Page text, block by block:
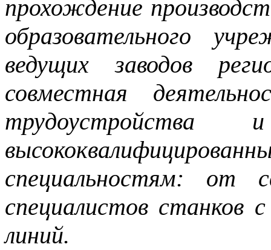
прохождение
образовательного
ведущих заводов
совместная
трудоустройства
специальностям: от
специалистов
линий.